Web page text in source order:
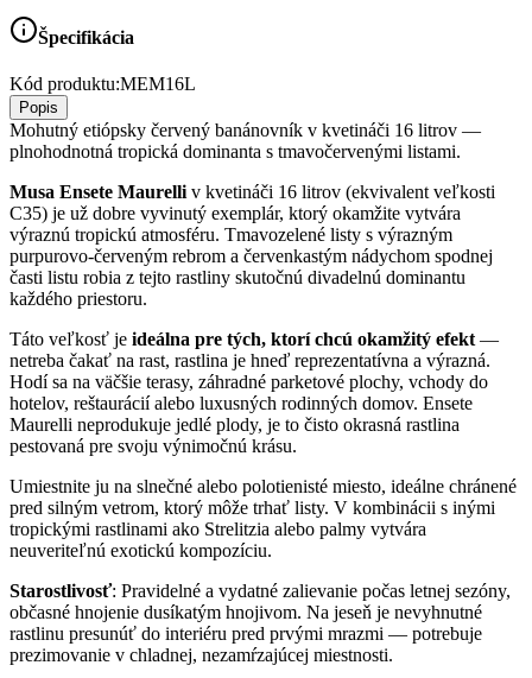
Špecifikácia
Kód produktu:MEM16L
Popis
Mohutný etiópsky červený banánovník v kvetináči 16 litrov —
plnohodnotná tropická dominanta s tmavočervenými listami.
Musa Ensete Maurelli v kvetináči 16 litrov (ekvivalent veľkosti
C35) je už dobre vyvinutý exemplár, ktorý okamžite vytvára
výraznú tropickú atmosféru. Tmavozelené listy s výrazným
purpurovo-červeným rebrom a červenkastým nádychom spodnej
časti listu robia z tejto rastliny skutočnú divadelnú dominantu
každého priestoru.
Táto veľkosť je ideálna pre tých, ktorí chcú okamžitý efekt —
netreba čakať na rast, rastlina je hneď reprezentatívna a výrazná.
Hodí sa na väčšie terasy, záhradné parketové plochy, vchody do
hotelov, reštaurácií alebo luxusných rodinných domov. Ensete
Maurelli neprodukuje jedlé plody, je to čisto okrasná rastlina
pestovaná pre svoju výnimočnú krásu.
Umiestnite ju na slnečné alebo polotienisté miesto, ideálne chránené
pred silným vetrom, ktorý môže trhať listy. V kombinácii s inými
tropickými rastlinami ako Strelitzia alebo palmy vytvára
neuveriteľnú exotickú kompozíciu.
Starostlivosť: Pravidelné a vydatné zalievanie počas letnej sezóny,
občasné hnojenie dusíkatým hnojivom. Na jeseň je nevyhnutné
rastlinu presunúť do interiéru pred prvými mrazmi — potrebuje
prezimovanie v chladnej, nezamŕzajúcej miestnosti.